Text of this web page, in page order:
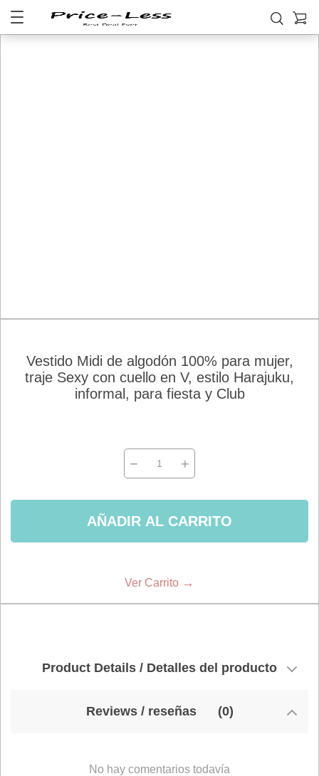
Vestido Midi de algodón 100% para mujer,
traje Sexy con cuello en V, estilo Harajuku,
informal, para fiesta y Club
− +
AÑADIR AL CARRITO
Ver Carrito →
Product Details / Detalles del producto
Reviews / reseñas (0)
No hay comentarios todavía